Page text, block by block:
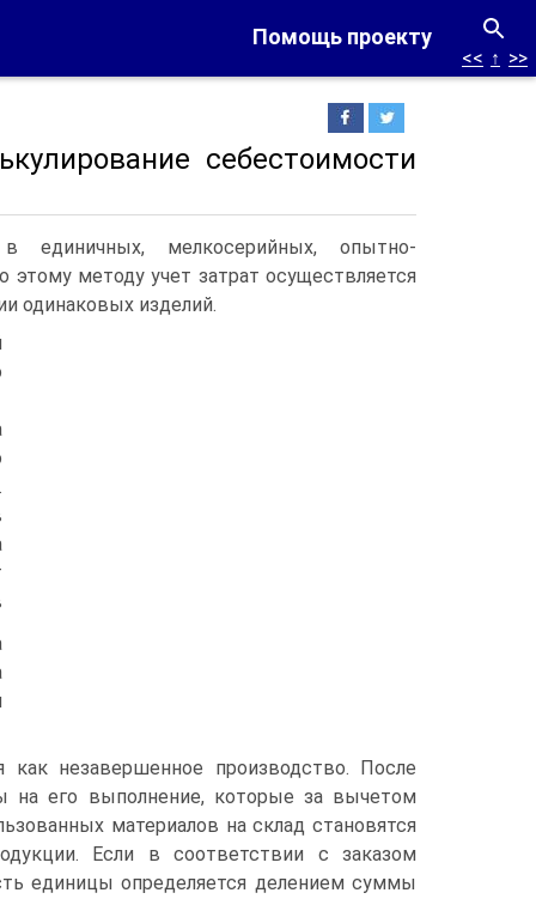
Помощь проекту
<< ↑ >>
себестоимости
единичных, мелкосерийных, опытно-
методу учет затрат осуществляется
одинаковых изделий.
незавершенное производство. После
на его выполнение, которые за вычетом
материалов на склад становятся
Если в соответствии с заказом
единицы определяется делением суммы